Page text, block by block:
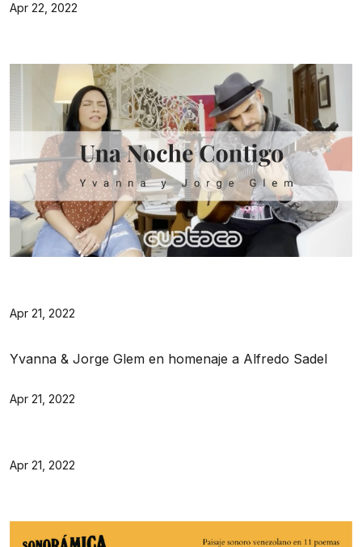
Apr 22, 2022
Apr 21, 2022
Yvanna & Jorge Glem en homenaje a Alfredo Sadel
Apr 21, 2022
Apr 21, 2022